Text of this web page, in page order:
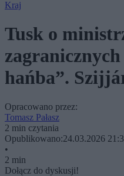
Kraj
Tusk o
hańba”.
Opracowano przez:
Tomasz Pałasz
2 min czytania
Opublikowano:24.03.2026
•
2 min
Dołącz do dyskusji!